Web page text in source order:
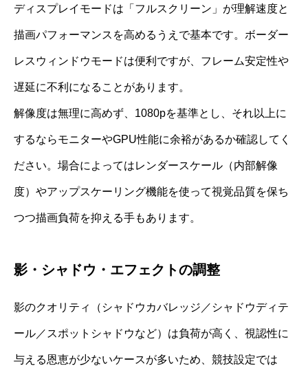
ディスプレイモードは「フルスクリーン」が理解速度と
描画パフォーマンスを高めるうえで基本です。ボーダー
レスウィンドウモードは便利ですが、フレーム安定性や
遅延に不利になることがあります。
解像度は無理に高めず、1080pを基準とし、それ以上に
するならモニターやGPU性能に余裕があるか確認してく
ださい。場合によってはレンダースケール（内部解像
度）やアップスケーリング機能を使って視覚品質を保ち
つつ描画負荷を抑える手もあります。
影・シャドウ・エフェクトの調整
影のクオリティ（シャドウカバレッジ／シャドウディテ
ール／スポットシャドウなど）は負荷が高く、視認性に
与える恩恵が少ないケースが多いため、競技設定では